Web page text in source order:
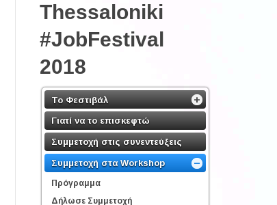
Τhessaloniki
#JobFestival
2018
Το Φεστιβάλ
Γιατί να το επισκεφτώ
Συμμετοχή στις συνεντεύξεις
Συμμετοχή στα Workshop
Πρόγραμμα
Δήλωσε Συμμετοχή